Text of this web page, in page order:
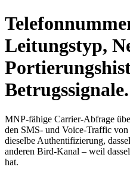
Leitungstyp,
Betrugssignale.
MNP-fähige Carrier-Abfrage
den SMS- und Voice-Traffic
dieselbe Authentifizierung,
anderen Bird-Kanal – weil
hat.